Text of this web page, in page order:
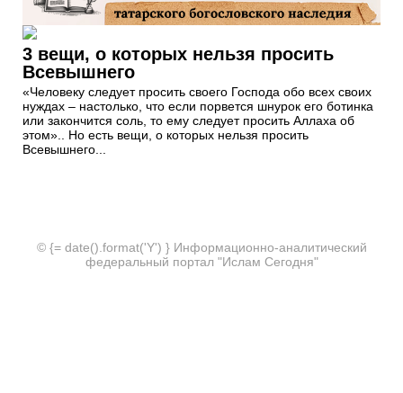
3 вещи, о которых нельзя просить
Всевышнего
«Человеку следует просить своего Господа обо всех своих
нуждах – настолько, что если порвется шнурок его ботинка
или закончится соль, то ему следует просить Аллаха об
этом».. Но есть вещи, о которых нельзя просить
Всевышнего...
© {= date().format('Y') } Информационно-аналитический
федеральный портал "Ислам Сегодня"